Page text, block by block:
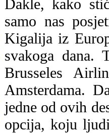
Dakle, kako
samo nas
Kigalija iz
svakoga dana.
Brusseles
Amsterdama.
jedne od ovih
opcija, koju